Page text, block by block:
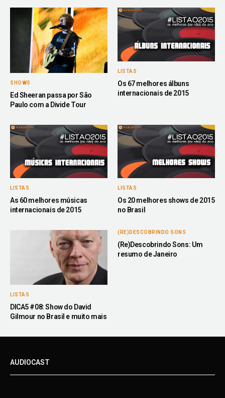
SHOWS
Ed Sheeran passa por São
Paulo com a Divide Tour
LISTAS
Os 67 melhores álbuns
internacionais de 2015
LISTAS
As 60 melhores músicas
internacionais de 2015
LISTAS
Os 20 melhores shows de 2015
no Brasil
LISTAS
DICA5 #08: Show do David
Gilmour no Brasil e muito mais
(RE)DESCOBRINDO SONS
(Re)Descobrindo Sons: Um
resumo de Janeiro
AUDIOCAST